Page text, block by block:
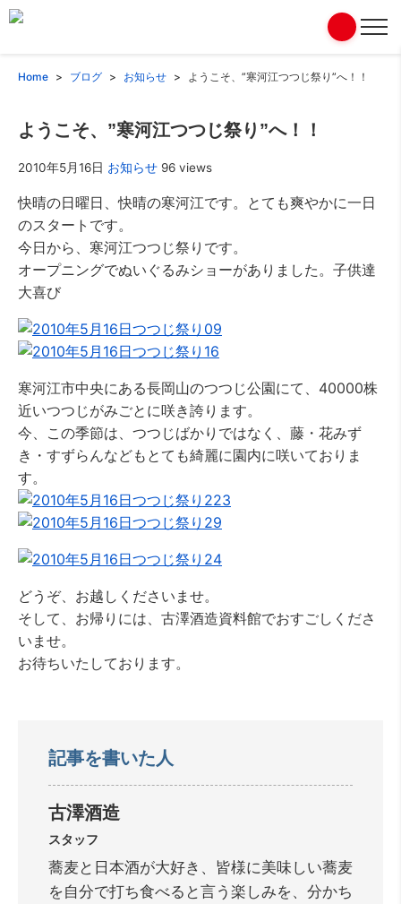
Home ブログ お知らせ ようこそ、”寒河江つつじ祭り”へ！！
ようこそ、”寒河江つつじ祭り”へ！！
2010年5月16日 お知らせ 96 views
快晴の日曜日、快晴の寒河江です。とても爽やかに一日
のスタートです。
今日から、寒河江つつじ祭りです。
オープニングでぬいぐるみショーがありました。子供達
大喜び
寒河江市中央にある長岡山のつつじ公園にて、40000株
近いつつじがみごとに咲き誇ります。
今、この季節は、つつじばかりではなく、藤・花みず
き・すずらんなどもとても綺麗に園内に咲いておりま
す。
どうぞ、お越しくださいませ。
そして、お帰りには、古澤酒造資料館でおすごしくださ
いませ。
お待ちいたしております。
記事を書いた人
古澤酒造
スタッフ
蕎麦と日本酒が大好き、皆様に美味しい蕎麦
を自分で打ち食べると言う楽しみを、分かち